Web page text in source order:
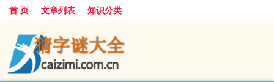
首 页 文章列表 知识分类